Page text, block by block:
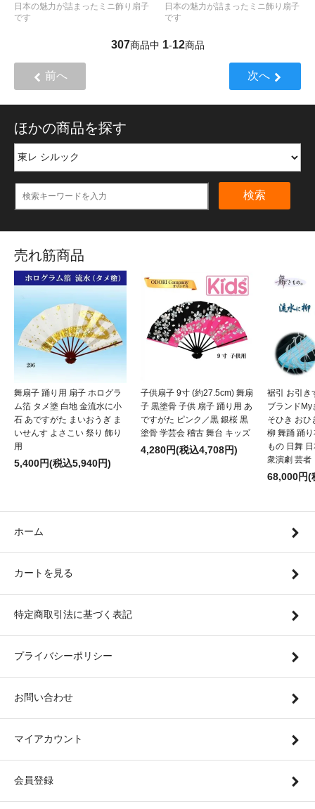
日本の魅力が詰まったミニ飾り扇子
です
日本の魅力が詰まったミニ飾り扇子
です
307商品中 1-12商品
前へ 次へ
ほかの商品を探す
検索
売れ筋商品
舞扇子 踊り用 扇子 ホログラ
ム箔 タメ塗 白地 金流水に小
石 あですがた まいおうぎ ま
いせんす よさこい 祭り 飾り
用
5,400円(税込5,940円)
子供扇子 9寸 (約27.5cm) 舞扇
子 黒塗骨 子供 扇子 踊り用 あ
ですがた ピンク／黒 銀桜 黒
塗骨 学芸会 稽古 舞台 キッズ
4,280円(税込4,708円)
裾引 お引き
ブランドMy
そひき おひ
柳 舞踊 踊
もの 日舞
衆演劇 芸者
68,000円(
ホーム
カートを見る
特定商取引法に基づく表記
プライバシーポリシー
お問い合わせ
マイアカウント
会員登録